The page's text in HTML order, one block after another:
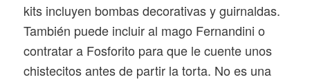
kits incluyen bombas decorativas y guirnaldas.
También puede incluir al mago Fernandini o
contratar a Fosforito para que le cuente unos
chistecitos antes de partir la torta. No es una